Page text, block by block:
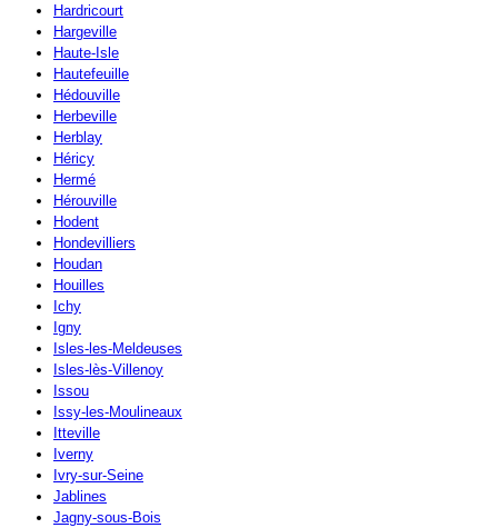
Hardricourt
Hargeville
Haute-Isle
Hautefeuille
Hédouville
Herbeville
Herblay
Héricy
Hermé
Hérouville
Hodent
Hondevilliers
Houdan
Houilles
Ichy
Igny
Isles-les-Meldeuses
Isles-lès-Villenoy
Issou
Issy-les-Moulineaux
Itteville
Iverny
Ivry-sur-Seine
Jablines
Jagny-sous-Bois